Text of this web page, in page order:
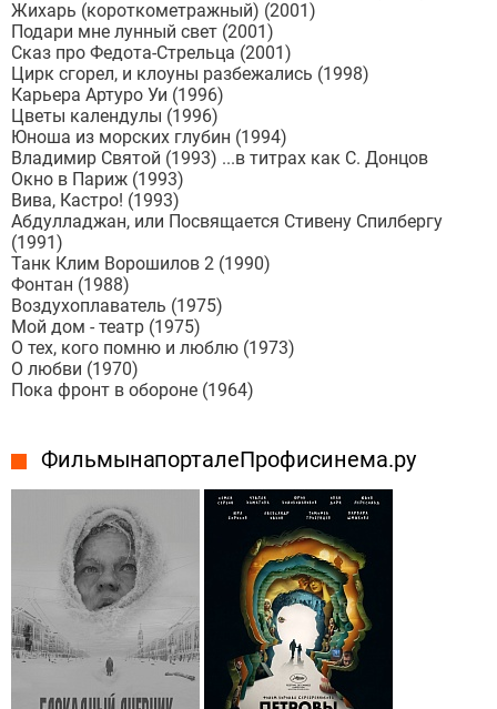
Жихарь (короткометражный) (2001)
Подари мне лунный свет (2001)
Сказ про Федота-Стрельца (2001)
Цирк сгорел, и клоуны разбежались (1998)
Карьера Артуро Уи (1996)
Цветы календулы (1996)
Юноша из морских глубин (1994)
Владимир Святой (1993) ...в титрах как С. Донцов
Окно в Париж (1993)
Вива, Кастро! (1993)
Абдулладжан, или Посвящается Стивену Спилбергу
(1991)
Танк Клим Ворошилов 2 (1990)
Фонтан (1988)
Воздухоплаватель (1975)
Мой дом - театр (1975)
О тех, кого помню и люблю (1973)
О любви (1970)
Пока фронт в обороне (1964)
Фильмы на портале Профисинема.ру